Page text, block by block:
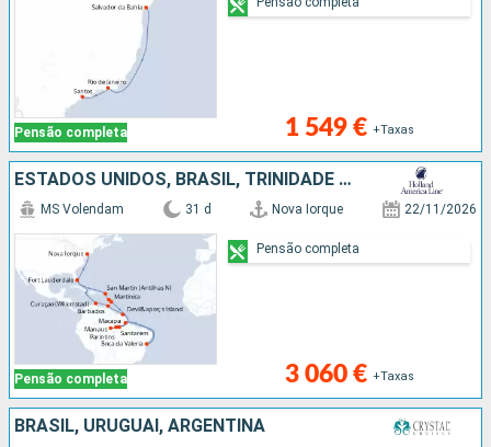
Pensão completa 1 549 € +Taxas
ESTADOS UNIDOS, BRASIL, TRINIDADE E TOBAGO, FRANÇA, BARBADOS, MARTINICA, CURAÇAO, SÃO MARTINHO
Pensão completa
MS Volendam 31 d Nova Iorque 22/11/2026
3 060 € +Taxas
Pensão completa
BRASIL, URUGUAI, ARGENTINA